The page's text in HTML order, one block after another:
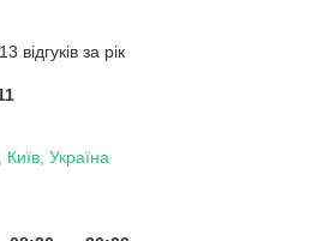
відгуків за рік
Київ, Україна